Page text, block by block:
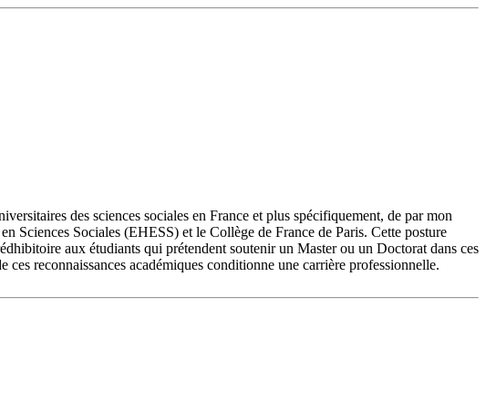
des sciences sociales en France et plus spécifiquement, de par mon
Sciences Sociales (EHESS) et le Collège de France de Paris. Cette posture
aux étudiants qui prétendent soutenir un Master ou un Doctorat dans ces
reconnaissances académiques conditionne une carrière professionnelle.